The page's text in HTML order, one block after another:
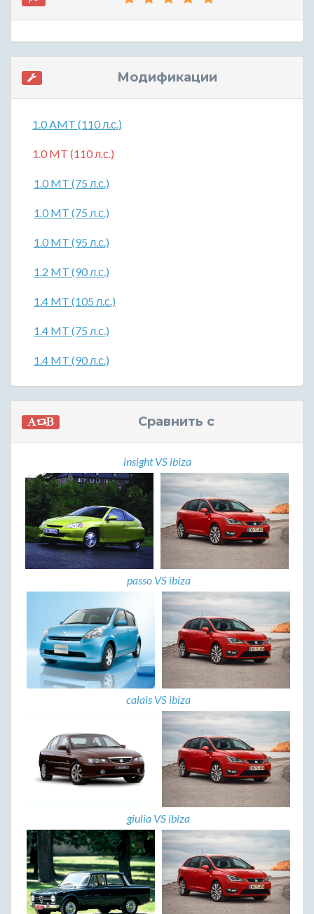
Модификации
1.0 AMT (110 л.с.)
1.0 MT (110 л.с.)
1.0 MT (75 л.с.)
1.0 MT (75 л.с.)
1.0 MT (95 л.с.)
1.2 MT (90 л.с.)
1.4 MT (105 л.с.)
1.4 MT (75 л.с.)
1.4 MT (90 л.с.)
Сравнить с
insight VS ibiza
passo VS ibiza
calais VS ibiza
giulia VS ibiza